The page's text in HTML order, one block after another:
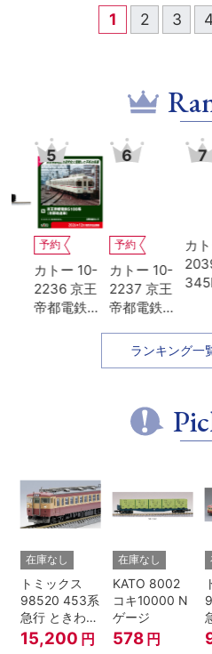
1 2 3
予約
カトー 10-
2236 京王
帝都電鉄
6
予約
カトー 10-
2237 京王
帝都電鉄
+5100系 冷
カトー
2039
345M
ランキング一
在庫なし
トミックス
98520 453系
急行 ときわ
基本4両セッ
ト Nゲージ
15,200 円
在庫なし
KATO 8002
コキ10000 N
ゲージ
578 円